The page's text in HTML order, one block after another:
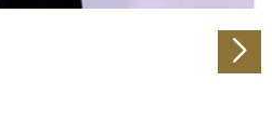
Ihrer Nutzung der Dienste